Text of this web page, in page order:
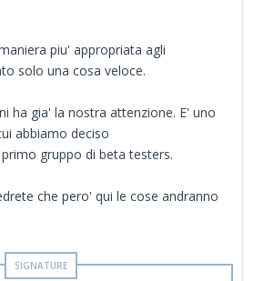
piu' appropriata agli
solo una cosa veloce.
ha gia' la nostra attenzione. E' uno
abbiamo deciso
gruppo di beta testers.
che pero' qui le cose andranno